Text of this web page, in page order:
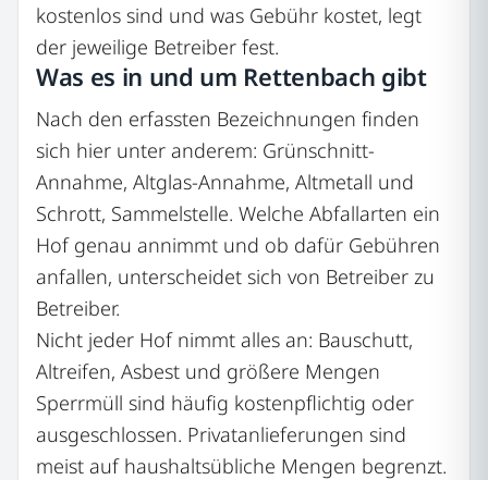
kostenlos sind und was Gebühr kostet, legt
der jeweilige Betreiber fest.
Was es in und um Rettenbach gibt
Nach den erfassten Bezeichnungen finden
sich hier unter anderem: Grünschnitt-
Annahme, Altglas-Annahme, Altmetall und
Schrott, Sammelstelle. Welche Abfallarten ein
Hof genau annimmt und ob dafür Gebühren
anfallen, unterscheidet sich von Betreiber zu
Betreiber.
Nicht jeder Hof nimmt alles an: Bauschutt,
Altreifen, Asbest und größere Mengen
Sperrmüll sind häufig kostenpflichtig oder
ausgeschlossen. Privatanlieferungen sind
meist auf haushaltsübliche Mengen begrenzt.